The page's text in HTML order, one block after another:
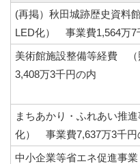
(再掲）秋田城跡歴史資料
LED化） 事業費1,564万7
美術館施設整備等経費
3,408万3千円の内
まちあかり・ふれあい推
化） 事業費7,637万3千円
中小企業等省エネ促進事業